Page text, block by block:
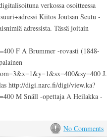
verkossa osoitteessa
Kiitos Joutsan Seutu -
adressista. Tässä joitain
F A Brummer -rovasti (1848-
J.
http://digi.narc.fi/digi/view.ka?
M Snäll -opettaja A Heilakka -
No Comments